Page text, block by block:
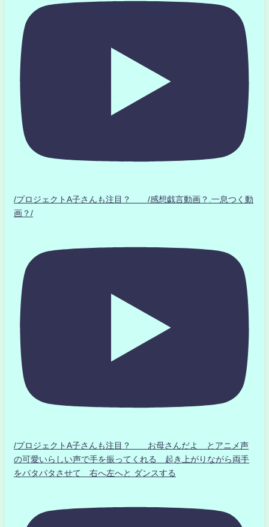
/プロジェクトA子さんも注目？ /感想戯言動画？.一息つく動
画？/
/プロジェクトA子さんも注目？ お母さんだよ とアニメ声
の可愛いらしい声で手を振ってくれる 起き上がりながら両手
をパタパタさせて 右へ左へと ダンスする